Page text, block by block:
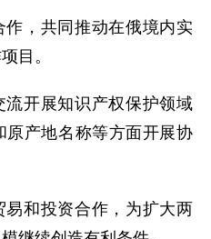
，共同推动在俄境内实
目。
开展知识产权保护领域
产地名称等方面开展协
和投资合作，为扩大两